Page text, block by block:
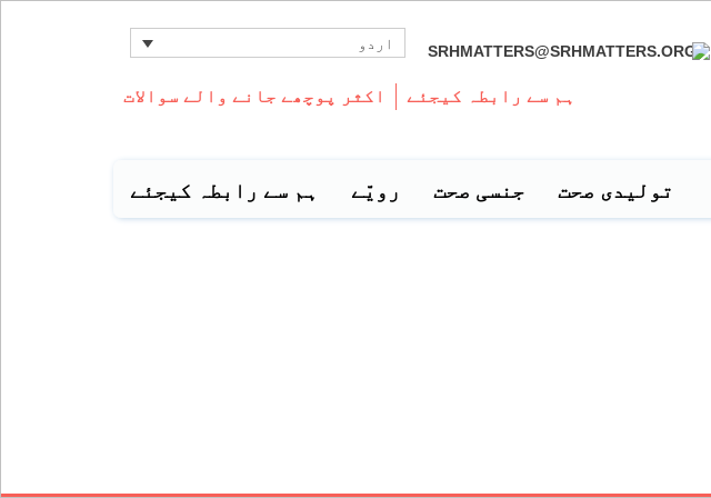
اردو SRHMATTERS@SRHMATTERS.ORG
اکثر پوچھے جانے والے سوالات ہم سے رابطہ کیجئے
تولیدی صحت جنسی صحت رویّے ہم سے رابطہ کیجئے